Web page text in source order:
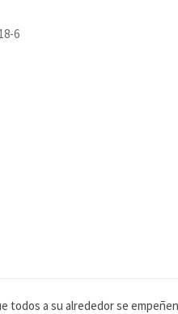
6
todos a su alrededor se